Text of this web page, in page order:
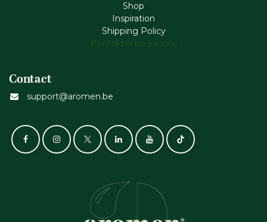
Shop
Inspiration
Shipping Policy
Kontaktieren Sie uns
Contact
support@aromen.be